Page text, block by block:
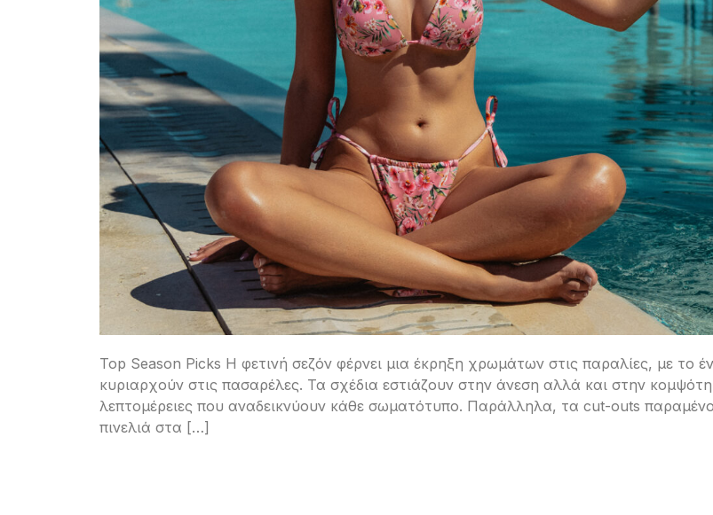
Top Season Picks Η φετινή σεζόν φέρνει μια έκρηξη χρωμάτων στις παραλίες, με το
κυριαρχούν στις πασαρέλες. Τα σχέδια εστιάζουν στην άνεση αλλά και στην
λεπτομέρειες που αναδεικνύουν κάθε σωματότυπο. Παράλληλα, τα cut-outs
πινελιά στα […]